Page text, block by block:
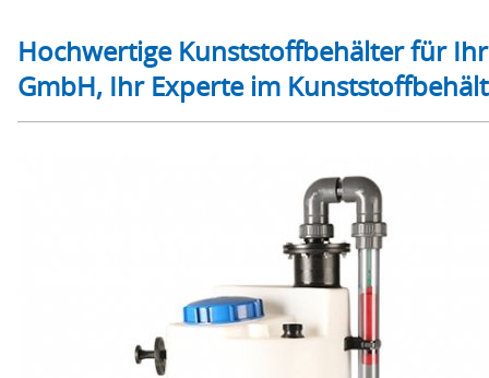
Hochwertige Kunststoffbehälter für
GmbH, Ihr Experte im